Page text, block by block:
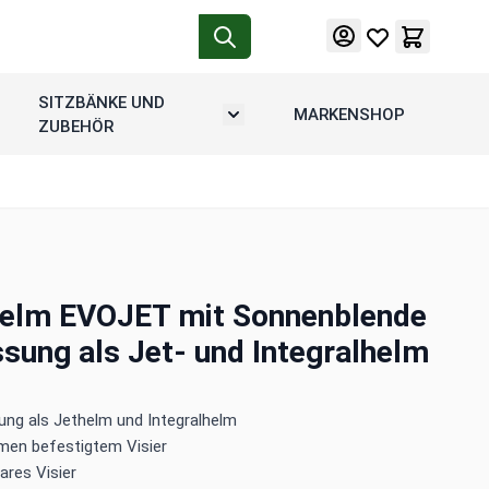
umschalten: Motorradgepäck
SITZBÄNKE UND
ZUBEHÖR
Untermenü umschalten: Sitzbänke
MARKENSHOP
EVOJET mit Sonnenblende
als Jet- und Integralhelm
als Jethelm und Integralhelm
befestigtem Visier
Visier